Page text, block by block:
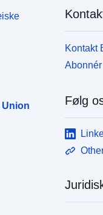
Union
Kontakt
Følg